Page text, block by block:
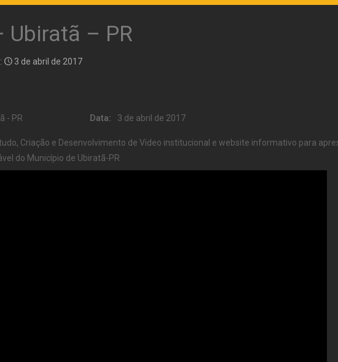
Ubiratã – PR
3 de abril de 2017
- PR Data: 3 de abril de 2017
Criação e Desenvolvimento de Video institucional e website informativo para
do Município de Ubiratã-PR